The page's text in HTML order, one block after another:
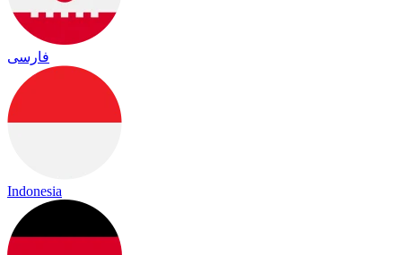
فارسی
Indonesia